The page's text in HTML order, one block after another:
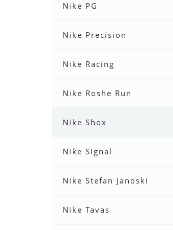
Nike PG
Nike Precision
Nike Racing
Nike Roshe Run
Nike Shox
Nike Signal
Nike Stefan Janoski
Nike Tavas